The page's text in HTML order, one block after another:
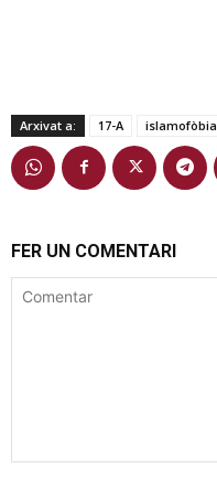
Arxivat a: 17-A islamofòbia
FER UN COMENTARI